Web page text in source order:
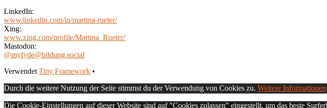
LinkedIn:
www.linkedin.com/in/martina-rueter/
Xing:
www.xing.com/profile/Martina_Rueter/
Mastodon:
@myfyde@bildung.social
Footer
Inhalt
Verwendet Tiny Framework •
Durch die weitere Nutzung der Seite stimmst du der Verwendung von Cookies zu. Weitere Informationen
Die Cookie-Einstellungen auf dieser Website sind auf "Cookies zulassen" eingestellt, um das beste